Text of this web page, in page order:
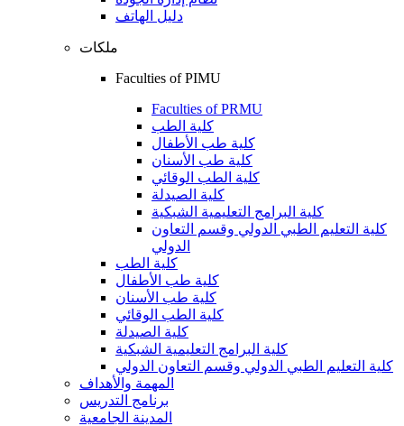
دليل الهاتف
ملكات
Faculties of PIMU
Faculties of PRMU
كلية الطب
كلية طب الأطفال
كلية طب الأسنان
كلية الطب الوقائي
كلية الصيدلة
كلية البرامج التعليمية الشبكية
كلية التعليم الطبي الدولي وقسم التعاون
الدولي
كلية الطب
كلية طب الأطفال
كلية طب الأسنان
كلية الطب الوقائي
كلية الصيدلة
كلية البرامج التعليمية الشبكية
كلية التعليم الطبي الدولي وقسم التعاون الدولي
المهمة والأهداف
برنامج التدريس
المدينة الجامعية